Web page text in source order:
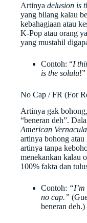
Artinya delusion is
yang bilang kalau
kebahagiaan atau
K-Pop atau orang
yang mustahil
Contoh: “I
is the solulu!”
No Cap / FR (For
Artinya gak
“beneran deh”.
American
artinya bohong
artinya tanpa
menekankan kalau
100% fakta dan
Contoh:
no cap.”
beneran deh.)